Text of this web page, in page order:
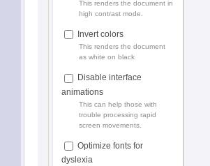
This renders the document in
high contrast mode.
Invert colors
This renders the document
as white on black
Disable interface
animations
This can help those with
trouble processing rapid
screen movements.
Optimize fonts for
dyslexia